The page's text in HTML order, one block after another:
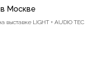
в Москве
выставке LIGHT + AUDIO TEC